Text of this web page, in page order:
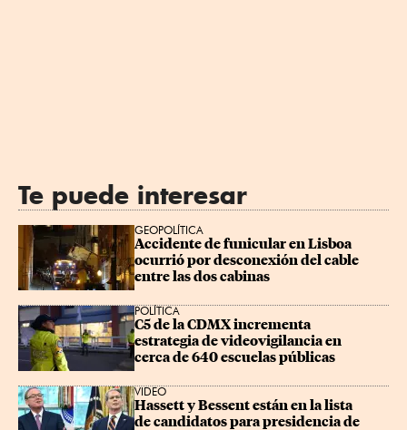
Te puede interesar
GEOPOLÍTICA
Accidente de funicular en Lisboa
ocurrió por desconexión del cable
entre las dos cabinas
POLÍTICA
C5 de la CDMX incrementa
estrategia de videovigilancia en
cerca de 640 escuelas públicas
VIDEO
Hassett y Bessent están en la lista
de candidatos para presidencia de